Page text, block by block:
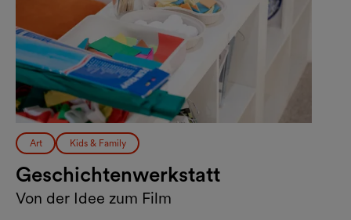
Art Kids & Family
Geschichtenwerkstatt
Von der Idee zum Film